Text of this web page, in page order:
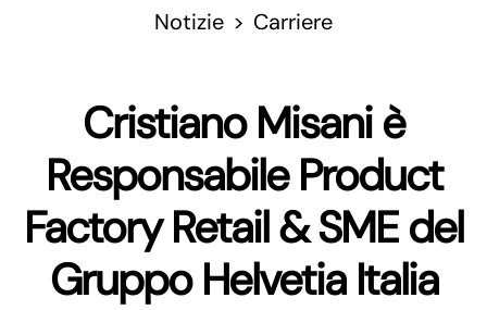
Notizie Carriere
Cristiano Misani è
Responsabile Product
Factory Retail & SME del
Gruppo Helvetia Italia